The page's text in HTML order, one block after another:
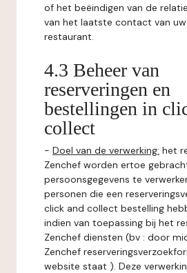
of het beëindigen van de
van het laatste contact van
restaurant.
4.3 Beheer van
reserveringen en
bestellingen in
collect
- Doel van de verwerking: het
Zenchef worden ertoe
persoonsgegevens te
personen die een
click and collect bestelling
indien van toepassing bij het
Zenchef diensten (bv : door
Zenchef
website staat ). Deze